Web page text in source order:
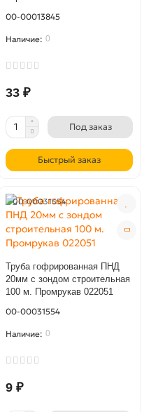
00-00013845
0
33 ₽
Под заказ
Быстрый заказ
00-00031554
Труба гофрированная ПНД
20мм с зондом строительная
100 м. Промрукав 022051
00-00031554
0
9 ₽